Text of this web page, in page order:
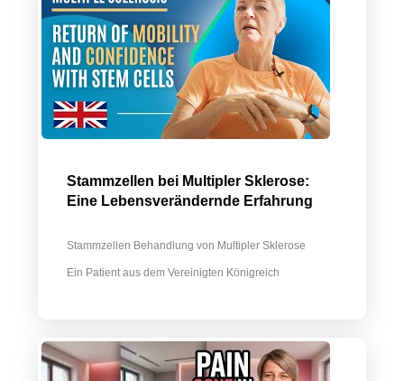
Stammzellen bei Multipler Sklerose:
Eine Lebensverändernde Erfahrung
Stammzellen Behandlung von Multipler Sklerose
Ein Patient aus dem Vereinigten Königreich